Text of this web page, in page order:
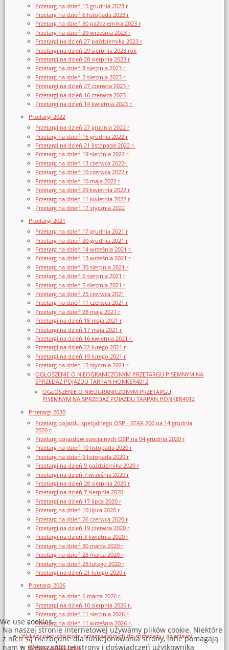
Przetarg na dzień 15 grudnia 2023 r
Przetarg na dzień 6 listopada 2023 r
Przetarg na dzień 30 października 2023 r
Przetarg na dzień 29 września 2023 r
Przetargi na dzień 27 października 2023 r
Przetargi na dzień 29 sierpnia 2023 rok
Przetargi na dzień 28 sierpnia 2023 r
Przetarg na dzień 8 sierpnia 2023 r.
Przetarg na dzień 2 sierpnia 2023 r.
Przetargi na dzień 27 czerwca 2023 r
Przetargi na dzień 16 czerwca 2023
Przetargi na dzień 14 kwietnia 2023 r.
Przetargi 2022
Przetargi na dzień 27 grudnia 2022 r
Przetarg na dzień 16 grudnia 2022 r
Przetargi na dzień 21 listopada 2022 r.
Przetarg na dzień 19 sierpnia 2022 r
Przetarg na dzień 13 czerwca 2022r.
Przetarg na dzień 10 czerwca 2022 r
Przetarg na dzień 10 maja 2022 r
Przetarg na dzień 29 kwietnia 2022 r
Przetarg na dzień 11 kwietnia 2022 r
Przetarg na dzień 17 stycznia 2022
Przetargi 2021
Przetarg na dzień 17 grudnia 2021 r
Przetarg na dzień 20 grudnia 2021 r
Przetarg na dzień 14 września 2021 r.
Przetarg na dzień 13 września 2021 r
Przetarg na dzień 30 sierpnia 2021 r
Przetarg na dzień 6 sierpnia 2021 r
Przetarg na dzień 5 sierpnia 2021 r
Przetarg na dzień 25 czerwca 2021
Przetarg na dzień 11 czerwca 2021 r
Przetarg na dzień 28 maja 2021 r
Przetargi na dzień 18 maja 2021 r
Przetargi na dzień 17 maja 2021 r
Przetargi na dzień 16 kwietnia 2021 r.
Przetargi na dzień 22 lutego 2021 r
Przetargi na dzień 19 lutego 2021 r
Przetarg na dzień 15 stycznia 2021 r
OGŁOSZENIE O NIEOGRANICZONYM PRZETARGU PISEMNYM NA
SPRZEDAŻ POJAZDU TARPAN HONKER4012
OGŁOSZENIE O NIEOGRANICZONYM PRZETARGU
PISEMNYM NA SPRZEDAŻ POJAZDU TARPAN HONKER4012
Przetargi 2020
Przetarg pojazdu specjalnego OSP - STAR 200 na 14 grudnia
2020 r
Przetarg pojazdów specjalnych OSP na 04 grudnia 2020 r
Przetarg na dzień 10 listopada 2020 r
Przetarg na dzień 9 listopada 2020 r
Przetargi na dzień 9 października 2020 r
Przetargi na dzień 7 września 2020 r
Przetargi na dzień 28 sierpnia 2020 r
Przetargi na dzień 7 sierpnia 2020
Przetargi na dzień 17 lipca 2020 r
Przetarg na dzień 10 lipca 2020 r
Przetarg na dzień 26 czerwca 2020 r
Przetargi na dzień 19 czerwca 2020 r
Przetargi na dzień 3 kwietnia 2020 r
Przetarg na dzień 30 marca 2020 r
Przetarg na dzień 23 marca 2020 r
Przetarg na dzień 28 lutego 2020 r
Przetargi na dzień 21 lutego 2020 r
Przetargi 2026
Przetarg na dzień 6 marca 2026 r.
Przetargi na dzień 10 sierpnia 2026 r.
Przetarg na dzień 11 sierpnia 2026 r.
Przetarg na dzień 11 września 2026 r.
Wykazy nieruchomości przeznaczonych do sprzedaży i dzierżawy
Wykazy z 2026 roku
We use cookies
Na naszej stronie internetowej używamy plików cookie. Niektóre
z nich są niezbędne dla funkcjonowania strony, inne pomagają
nam w ulepszaniu tej strony i doświadczeń użytkownika